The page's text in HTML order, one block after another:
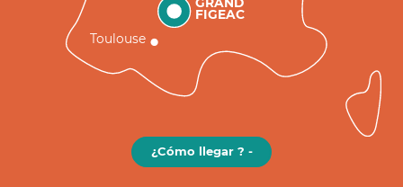
FIGEAC
Toulouse
¿Cómo llegar ? -